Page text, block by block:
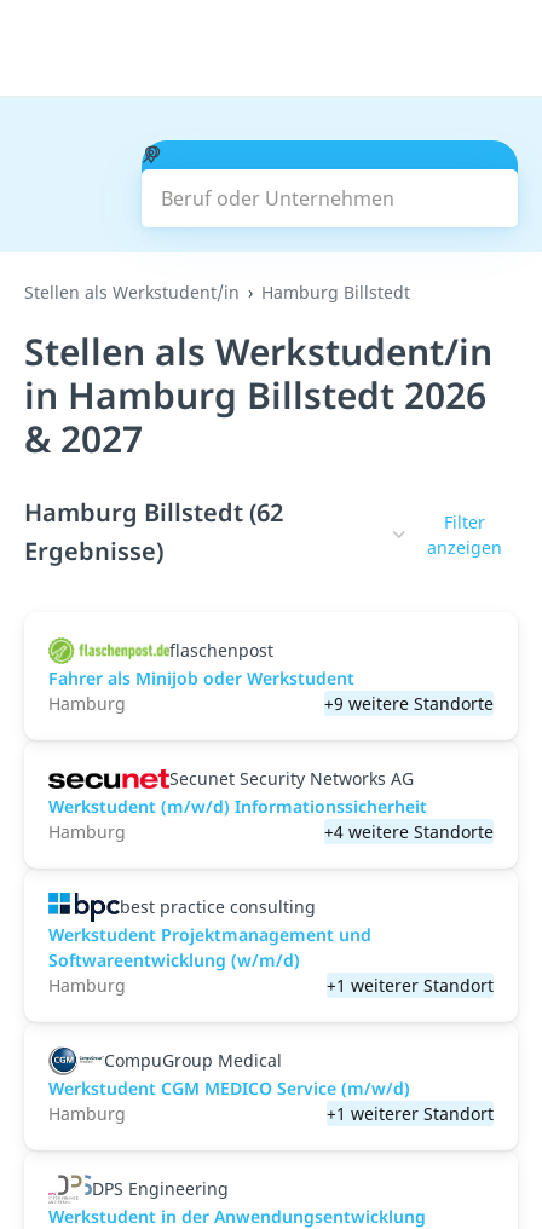
Beruf oder Unternehmen
Suchen
Stellen als Werkstudent/in Hamburg Billstedt
Stellen als Werkstudent/in
in Hamburg Billstedt 2026
& 2027
Hamburg Billstedt (62
Ergebnisse)
Filter
anzeigen
flaschenpost
Fahrer als Minijob oder Werkstudent
Hamburg
+9 weitere Standorte
Secunet Security Networks AG
Werkstudent (m/w/d) Informationssicherheit
Hamburg
+4 weitere Standorte
best practice consulting
Werkstudent Projektmanagement und
Softwareentwicklung (w/m/d)
Hamburg
+1 weiterer Standort
CompuGroup Medical
Werkstudent CGM MEDICO Service (m/w/d)
Hamburg
+1 weiterer Standort
DPS Engineering
Werkstudent in der Anwendungsentwicklung